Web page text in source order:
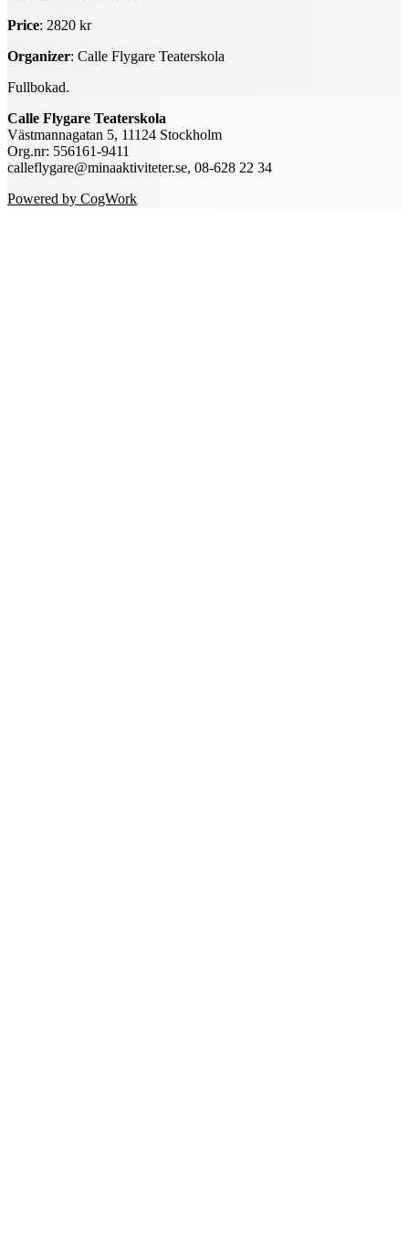
Price: 2820 kr
Organizer: Calle Flygare Teaterskola
Fullbokad.
Calle Flygare Teaterskola
Västmannagatan 5, 11124 Stockholm
Org.nr: 556161-9411
calleflygare@minaaktiviteter.se, 08-628 22 34
Powered by CogWork